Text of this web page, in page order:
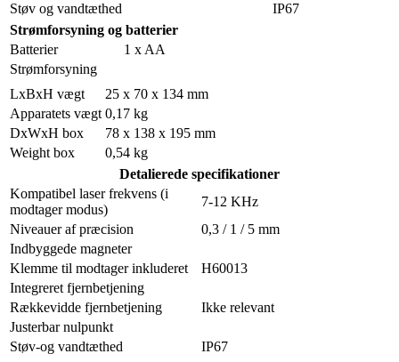
Støv og vandtæthed
IP67
Strømforsyning og batterier
Batterier
1 x AA
Strømforsyning
LxBxH vægt
25 x 70 x 134 mm
Apparatets vægt 0,17 kg
DxWxH box
78 x 138 x 195 mm
Weight box
0,54 kg
Detalierede specifikationer
Kompatibel laser frekvens (i
modtager modus)
7-12 KHz
Niveauer af præcision
0,3 / 1 / 5 mm
Indbyggede magneter
Klemme til modtager inkluderet
H60013
Integreret fjernbetjening
Rækkevidde fjernbetjening
Ikke relevant
Justerbar nulpunkt
Støv-og vandtæthed
IP67